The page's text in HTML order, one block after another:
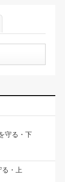
守る・下
・上